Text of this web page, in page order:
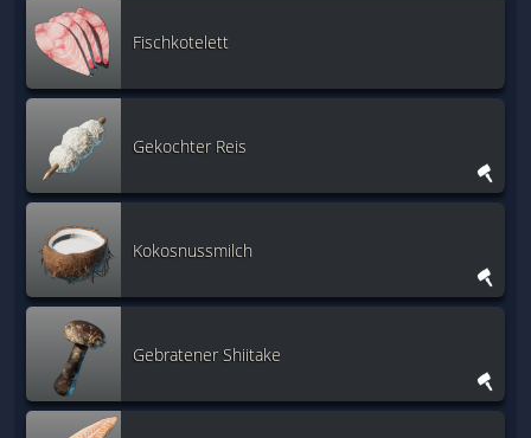
Fischkotelett
Gekochter Reis
Kokosnussmilch
Gebratener Shiitake